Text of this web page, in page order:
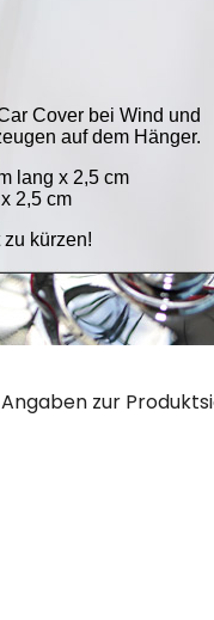
Angaben zur